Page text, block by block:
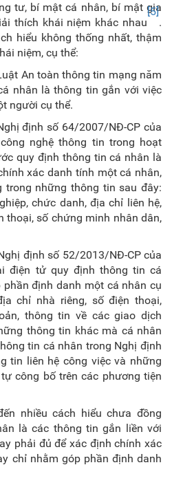
tư, bí mật cá nhân, bí mật gia
thích khái niệm khác nhau
[5]
.
hiểu không thống nhất, thậm
niệm, cụ thể:
toàn thông tin mạng năm
nhân là thông tin gắn với việc
người cụ thể.
số 64/2007/NĐ-CP của
nghệ thông tin trong hoạt
quy định thông tin cá nhân là
xác danh tính một cá nhân,
những thông tin sau đây:
chức danh, địa chỉ liên hệ,
thoại, số chứng minh nhân dân,
định số 52/2013/NĐ-CP của
điện tử quy định thông tin cá
định danh một cá nhân cụ
chỉ nhà riêng, số điện thoại,
thông tin về các giao dịch
thông tin khác mà cá nhân
tin cá nhân trong Nghị định
tin liên hệ công việc và những
công bố trên các phương tiện
nhiều cách hiểu chưa đồng
là các thông tin gắn liền với
phải đủ để xác định chính xác
chỉ nhằm góp phần định danh